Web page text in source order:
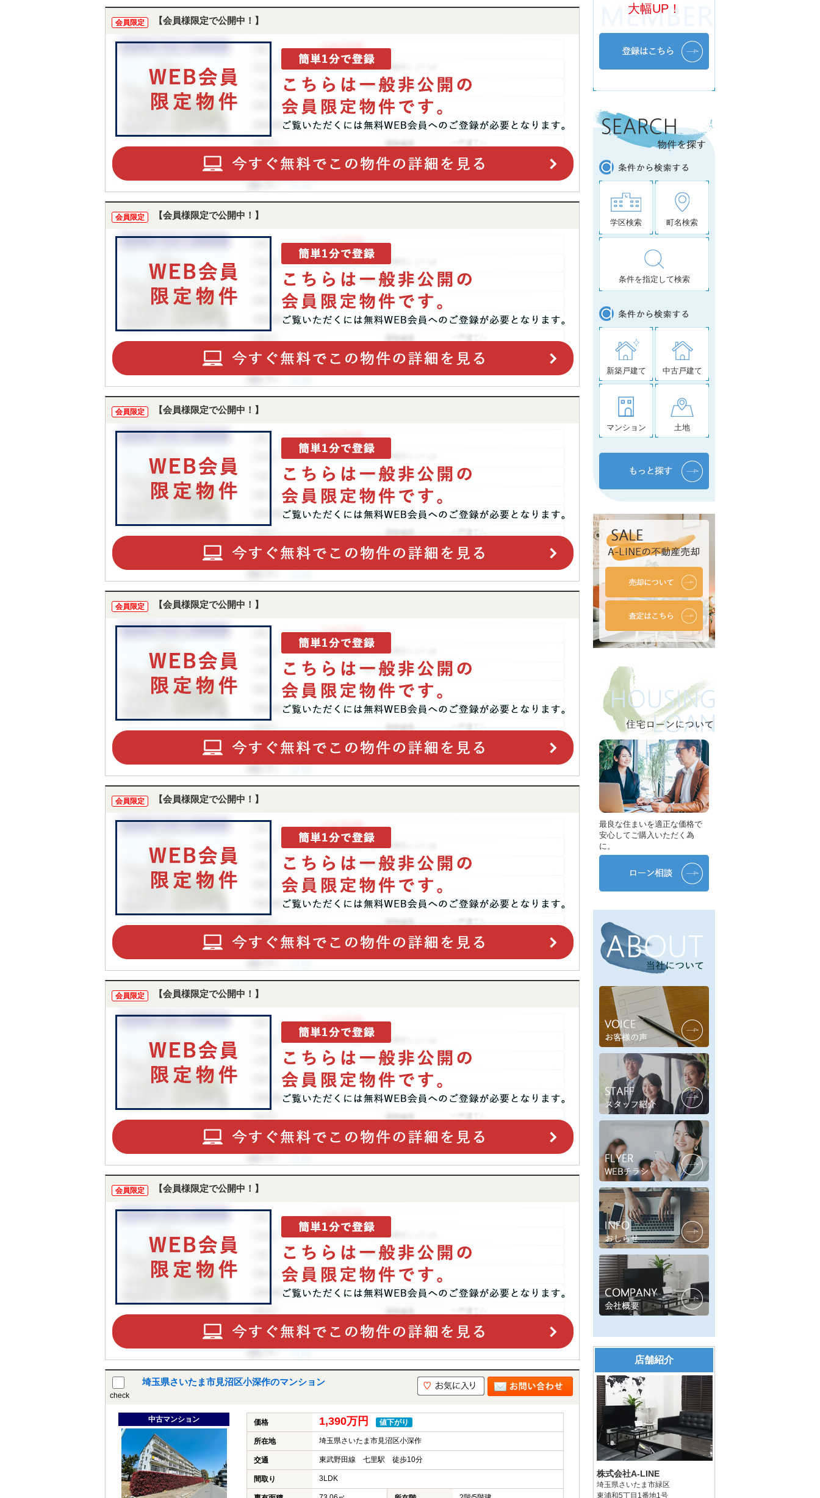
会員限定 【会員様限定で公開中！】
会員限定 【会員様限定で公開中！】
会員限定 【会員様限定で公開中！】
会員限定 【会員様限定で公開中！】
会員限定 【会員様限定で公開中！】
会員限定 【会員様限定で公開中！】
会員限定 【会員様限定で公開中！】
check
埼玉県さいたま市見沼区小深作のマンション
中古マンション 価格 1,390万円 値下がり
所在地 埼玉県さいたま市見沼区小深作
交通 東武野田線 七里駅 徒歩10分
間取り 3LDK
大幅UP！
学区検索 町名検索
条件を指定して検索
新築戸建て 中古戸建て
マンション 土地
最良な住まいを適正な価格で
安心してご購入いただく為
に。
店舗紹介
株式会社A-LINE
埼玉県さいたま市緑区
東浦和5丁目1番地1号